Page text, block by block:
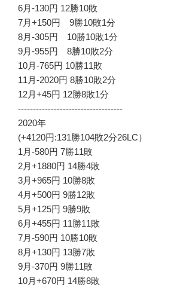
6月-130円 12勝10敗
7月+150円 9勝10敗1分
8月-305円 10勝10敗1分
9月-955円 8勝10敗2分
10月-765円 10勝11敗
11月-2020円 8勝10敗2分
12月+45円 12勝8敗1分
-----------------------------------
2020年
(+4120円:131勝104敗2分26LC）
1月-580円 7勝11敗
2月+1880円 14勝4敗
3月+965円 10勝8敗
4月+500円 9勝12敗
5月+125円 9勝9敗
6月+455円 11勝11敗
7月-590円 10勝10敗
8月+130円 13勝7敗
9月-370円 9勝11敗
10月+670円 14勝8敗